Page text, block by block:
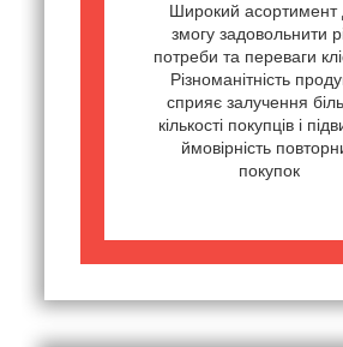
Широкий асортимент
змогу задовольнити
потреби та переваги
Різноманітність
сприяє залучення
кількості покупців і
ймовірність
покупок